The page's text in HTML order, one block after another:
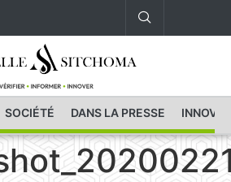
SOCIÉTÉ DANS LA PRESSE